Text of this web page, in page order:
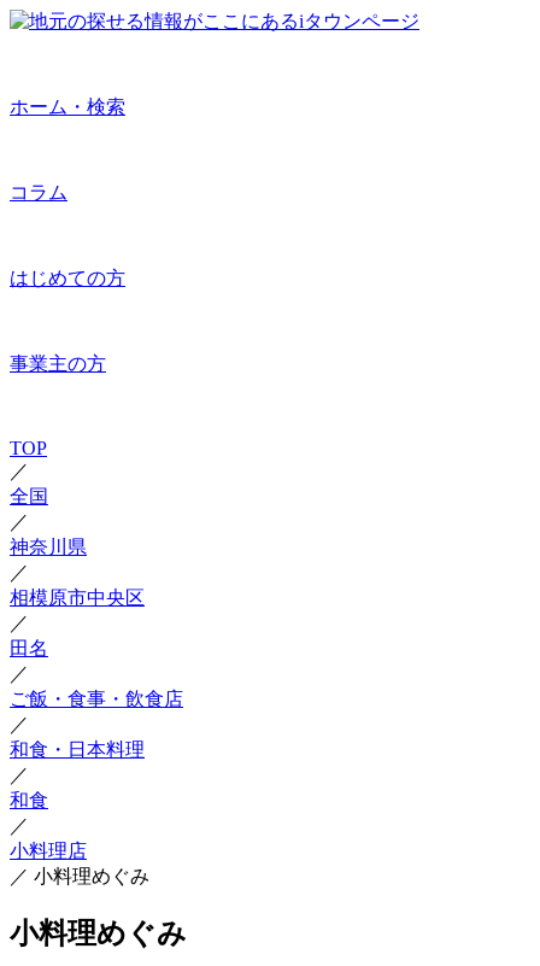
ホーム・検索
コラム
はじめての方
事業主の方
TOP
／
全国
／
神奈川県
／
相模原市中央区
／
田名
／
ご飯・食事・飲食店
／
和食・日本料理
／
和食
／
小料理店
／ 小料理めぐみ
小料理めぐみ